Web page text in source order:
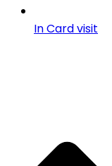
In Card visit